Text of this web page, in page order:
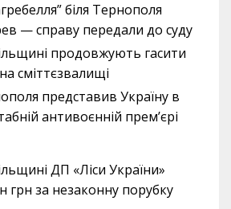
біля Тернополя
— справу передали до суду
продовжують гасити
сміттєзвалищі
представив Україну в
антивоєнній прем’єрі
ДП «Ліси України»
грн за незаконну порубку